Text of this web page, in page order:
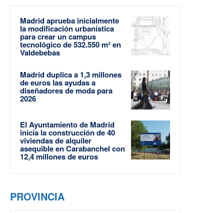
Madrid aprueba inicialmente
la modificación urbanística
para crear un campus
tecnológico de 532.550 m² en
Valdebebas
Madrid duplica a 1,3 millones
de euros las ayudas a
diseñadores de moda para
2026
El Ayuntamiento de Madrid
inicia la construcción de 40
viviendas de alquiler
asequible en Carabanchel con
12,4 millones de euros
PROVINCIA